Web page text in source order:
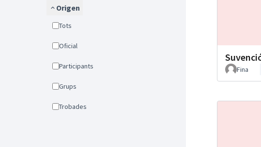
Origen
Tots
Oficial
Participants
Grups
Trobades
Fina